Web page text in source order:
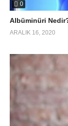
0
Albüminüri
ARALIK 16, 2020